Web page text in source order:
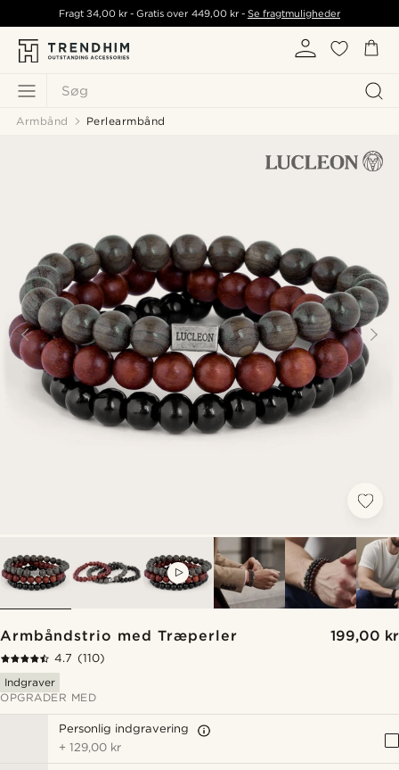
Søg
Fragt34,00 kr - Gratis over 449,00 kr- Se fragtmuligheder
Armbånd Perlearmbånd
Armbåndstrio med Træperler 199,00 kr
4.7 (110)
Indgraver
OPGRADER MED
Personlig indgravering
+129,00 kr